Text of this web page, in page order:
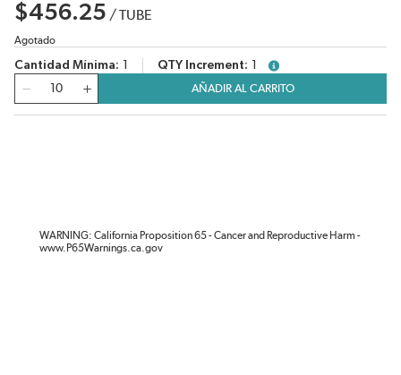
$456.25 /TUBE
Agotado
Cantidad Mínima QTY Increment
more info
Cantidad
AÑADIR AL CARRITO
WARNING: California Proposition 65 - Cancer and Reproductive Harm -
www.P65Warnings.ca.gov